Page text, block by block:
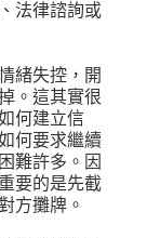
法律諮詢或
緒失控，開
。這其實很
何建立信
何要求繼續
難許多。因
要的是先截
方攤牌。